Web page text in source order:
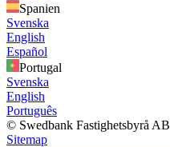
Spanien
Svenska
English
Español
Portugal
Svenska
English
Português
© Swedbank Fastighetsbyrå AB
Sitemap